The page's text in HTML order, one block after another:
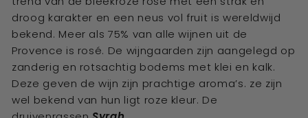
droog karakter en een neus vol fruit is wereldwijd
bekend. Meer als 75% van alle wijnen uit de
Provence is rosé. De wijngaarden zijn aangelegd op
zanderig en rotsachtig bodems met klei en kalk.
Deze geven de wijn zijn prachtige aroma’s. ze zijn
wel bekend van hun ligt roze kleur. De